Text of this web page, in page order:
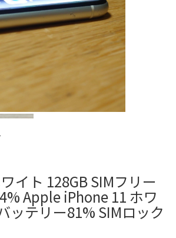
イト 128GB SIMフリー
Apple iPhone 11 ホワ
ッテリー81% SIMロック